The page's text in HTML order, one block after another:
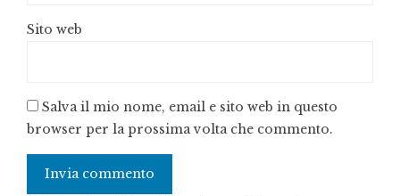
Sito web
Salva il mio nome, email e sito web in questo
browser per la prossima volta che commento.